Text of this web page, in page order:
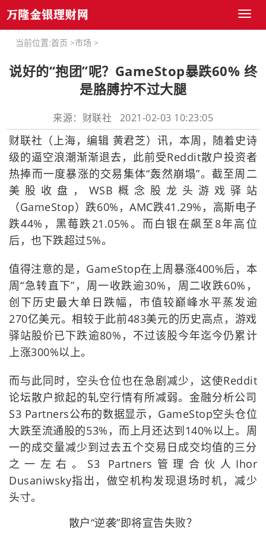
Toggle
当前位置:首页 >市场 >
说好的“抱团”呢？GameStop暴跌60% 终
是胳膊拧不过大腿
来源：财联社 2021-02-03 10:23:05
财联社（上海，编辑 黄君芝）讯，本周，随着史诗
级的逼空浪潮渐渐退去，此前受Reddit散户投资者
热捧而一度暴涨的交易集体“轰然崩塌”。截至周二
美股收盘，WSB概念股龙头游戏驿站
（GameStop）跌60%，AMC跌41.29%，高斯电子
跌44%，黑莓跌21.05%。而白银在飙至8年高位
后，也下跌超过5%。
值得注意的是，GameStop在上周暴涨400%后，本
周“急转直下”，周一收跌逾30%，周二收跌60%，
创下历史最大单日跌幅，市值较巅峰水平蒸发逾
270亿美元。相较于此前483美元的历史高点，游戏
驿站股价已下跌逾80%，不过该股今年迄今仍累计
上涨300%以上。
而与此同时，空头仓位也在急剧减少，这使Reddit
论坛散户掀起的轧空行情有所减弱。金融分析公司
S3 Partners公布的数据显示，GameStop空头仓位
大跌至流通股的53%，而上月还达到140%以上。周
一的成交量减少到过去五个交易日成交均值的三分
之一左右。S3 Partners管理合伙人Ihor
Dusaniwsky指出，做空机构发现退场时机，减少
头寸。
散户“逆袭”即将宣告失败？